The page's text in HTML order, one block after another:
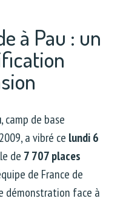
à Pau : un
, camp de base
a vibré ce lundi 6
de 7 707 places
de France de
démonstration face à